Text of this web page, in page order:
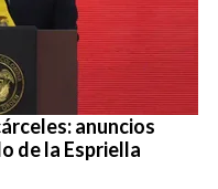
anuncios
de la Espriella